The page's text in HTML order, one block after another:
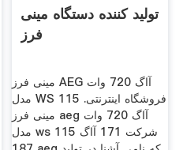
تولید کننده دستگاه مینی
فرز
مینی فرز AEG آاگ 720 وات
مدل WS 115 فروشگاه اینترنتی.
مینی فرز aeg آاگ 720 وات
مدل ws 115 شرکت 171 آاگ